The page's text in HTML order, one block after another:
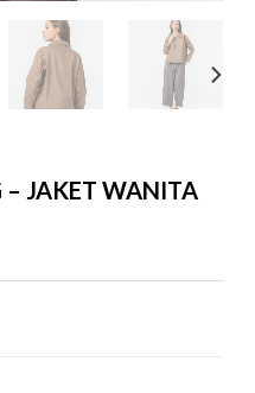
– JAKET WANITA